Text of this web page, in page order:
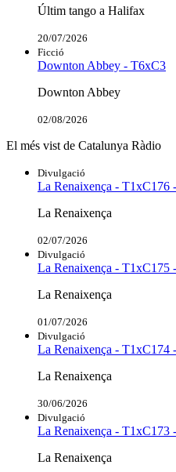
Últim tango a Halifax
20/07/2026
Ficció
Downton Abbey - T6xC3
Downton Abbey
02/08/2026
El més vist de Catalunya Ràdio
Divulgació
La Renaixença - T1xC176
La Renaixença
02/07/2026
Divulgació
La Renaixença - T1xC175
La Renaixença
01/07/2026
Divulgació
La Renaixença - T1xC174
La Renaixença
30/06/2026
Divulgació
La Renaixença - T1xC173
La Renaixença